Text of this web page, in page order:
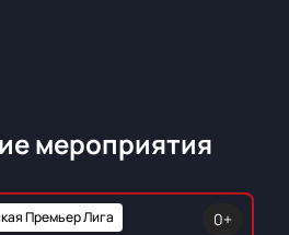
мероприятия
Премьер Лига 0+